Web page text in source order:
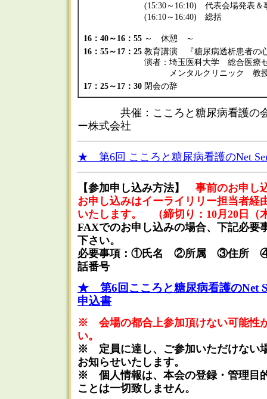
(15:30～16:10) 代表会場発表＆
(16:10～16:40) 総括
16：40～16：55 ～ 休憩 ～
16：55～17：25 教育講演 『糖尿病透析患者の
演者：埼玉医科大学 総合医
メンタルクリニック 教
17：25～17：30 閉会の辞
共催：こころと糖尿病看護の
ー株式会社
★ 第6回 こころと糖尿病看護のNet
【参加申し込み方法】 事前のお申し
お申し込みはイーライリリー担当者経
いたします。 （締切り：10月20日（
FAXでのお申し込みの場合、下記必要
下さい。
必要事項：①氏名 ②所属 ③住所
話番号
★ 第6回こころと糖尿病看護のNet
申込書
※ 会場の都合上参加頂けない可能性
い。
※ 定員に達し、ご参加いただけない
お知らせいたします。
※ 個人情報は、本会の登録・管理目
ことは一切致しません。